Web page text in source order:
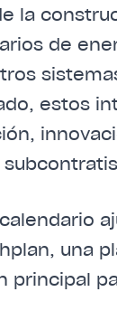
la
de
estos
una
principal